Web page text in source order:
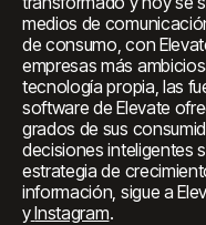
medios de
de consumo, con
empresas más
tecnología propia, las
software de Elevate
grados de sus
decisiones inteligentes
estrategia de
información, sigue a
yInstagram.